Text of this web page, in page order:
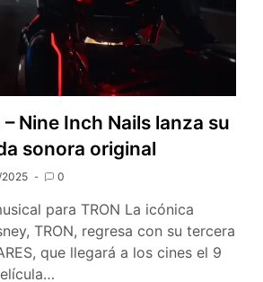
– Nine Inch Nails lanza su
sonora original
0
para TRON La icónica
TRON, regresa con su tercera
que llegará a los cines el 9